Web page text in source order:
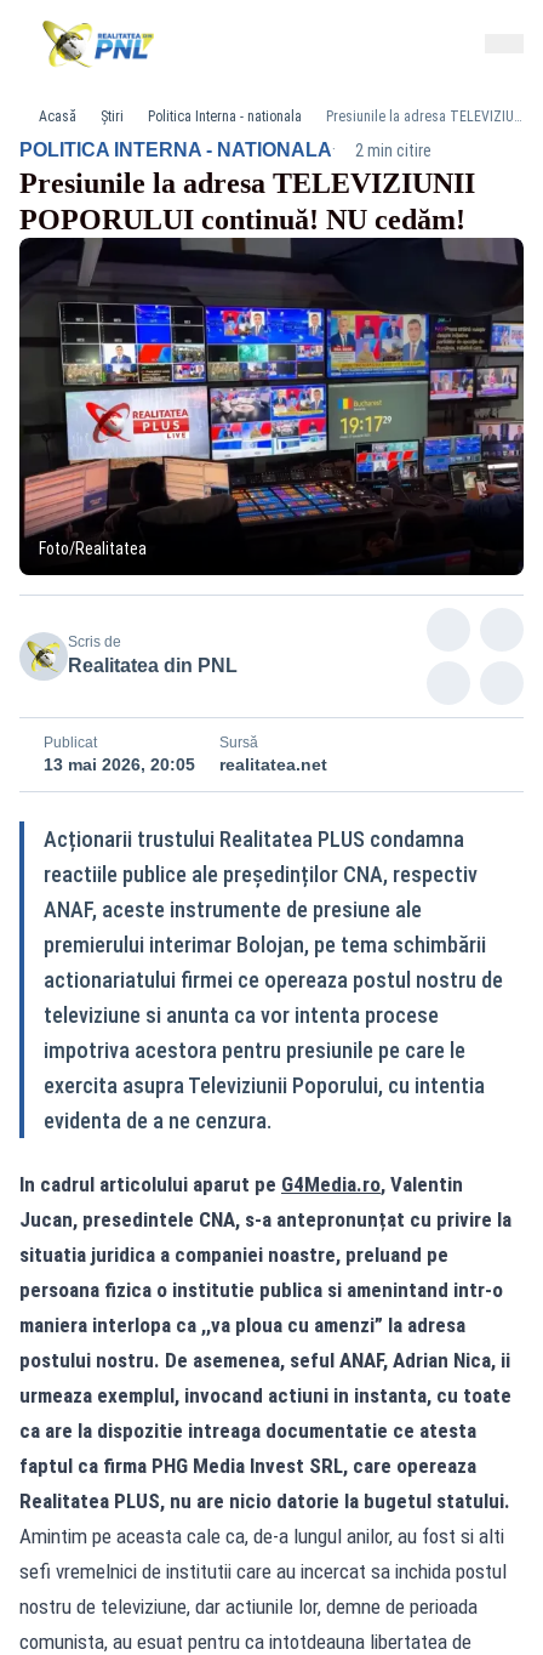
Acasă Știri Politica Interna - nationala Presiunile la adresa TELEVIZIUNII POPORULUI continuă! NU cedăm!
POLITICA INTERNA - NATIONALA· 2 min citire
Presiunile la adresa TELEVIZIUNII
POPORULUI continuă! NU cedăm!
Foto/Realitatea
Scris de
Realitatea din PNL
Publicat
13 mai 2026, 20:05
Sursă
realitatea.net
Acționarii trustului Realitatea PLUS condamna
reactiile publice ale președinților CNA, respectiv
ANAF, aceste instrumente de presiune ale
premierului interimar Bolojan, pe tema schimbării
actionariatului firmei ce opereaza postul nostru de
televiziune si anunta ca vor intenta procese
impotriva acestora pentru presiunile pe care le
exercita asupra Televiziunii Poporului, cu intentia
evidenta de a ne cenzura.
In cadrul articolului aparut pe G4Media.ro, Valentin
Jucan, presedintele CNA, s-a antepronunțat cu privire la
situatia juridica a companiei noastre, preluand pe
persoana fizica o institutie publica si amenintand intr-o
maniera interlopa ca ,,va ploua cu amenzi” la adresa
postului nostru. De asemenea, seful ANAF, Adrian Nica, ii
urmeaza exemplul, invocand actiuni in instanta, cu toate
ca are la dispozitie intreaga documentatie ce atesta
faptul ca firma PHG Media Invest SRL, care opereaza
Realitatea PLUS, nu are nicio datorie la bugetul statului.
Amintim pe aceasta cale ca, de-a lungul anilor, au fost si alti
sefi vremelnici de institutii care au incercat sa inchida postul
nostru de televiziune, dar actiunile lor, demne de perioada
comunista, au esuat pentru ca intotdeauna libertatea de